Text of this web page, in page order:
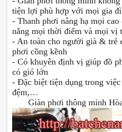
tiện lợi phù hợp với mọi gia
- Thanh phơi nâng hạ mọi
nắng mọi thời điểm và mọi vị
- An toàn cho người già & trẻ
phơi cồng kềnh
- Có khuyên định vị giúp đồ
có gió lớn
- Đặc biệt tiện dụng trong
đệm,…
Giàn phơi thông minh